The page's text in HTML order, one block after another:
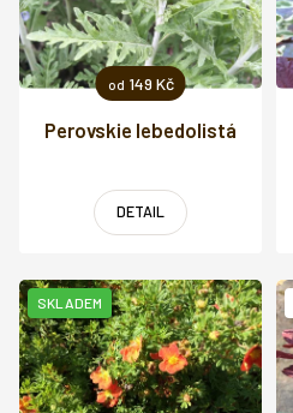
od 149 Kč
Perovskie lebedolistá
DETAIL
SKLADEM